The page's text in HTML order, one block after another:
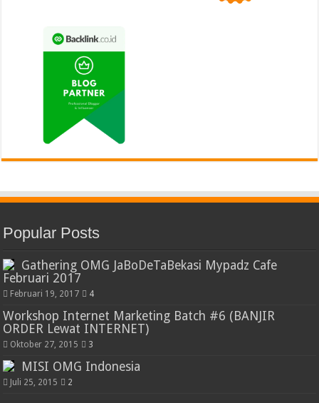
Popular Posts
Gathering OMG JaBoDeTaBekasi Mypadz Cafe
Februari 2017
Februari 19, 2017 4
Workshop Internet Marketing Batch #6 (BANJIR
ORDER Lewat INTERNET)
Oktober 27, 2015 3
MISI OMG Indonesia
Juli 25, 2015 2